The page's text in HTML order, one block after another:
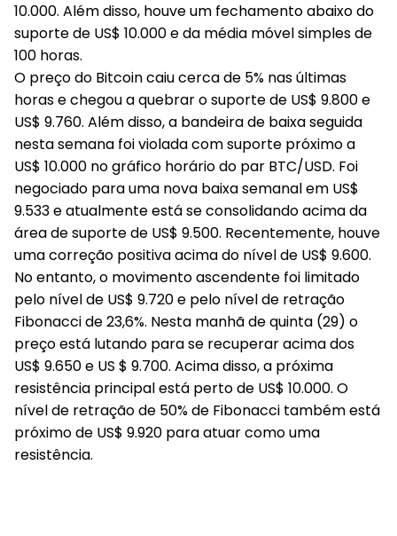
10.000. Além disso, houve um fechamento abaixo do
suporte de US$ 10.000 e da média móvel simples de
100 horas.
O preço do Bitcoin caiu cerca de 5% nas últimas
horas e chegou a quebrar o suporte de US$ 9.800 e
US$ 9.760. Além disso, a bandeira de baixa seguida
nesta semana foi violada com suporte próximo a
US$ 10.000 no gráfico horário do par BTC/USD. Foi
negociado para uma nova baixa semanal em US$
9.533 e atualmente está se consolidando acima da
área de suporte de US$ 9.500. Recentemente, houve
uma correção positiva acima do nível de US$ 9.600.
No entanto, o movimento ascendente foi limitado
pelo nível de US$ 9.720 e pelo nível de retração
Fibonacci de 23,6%. Nesta manhã de quinta (29) o
preço está lutando para se recuperar acima dos
US$ 9.650 e US $ 9.700. Acima disso, a próxima
resistência principal está perto de US$ 10.000. O
nível de retração de 50% de Fibonacci também está
próximo de US$ 9.920 para atuar como uma
resistência.